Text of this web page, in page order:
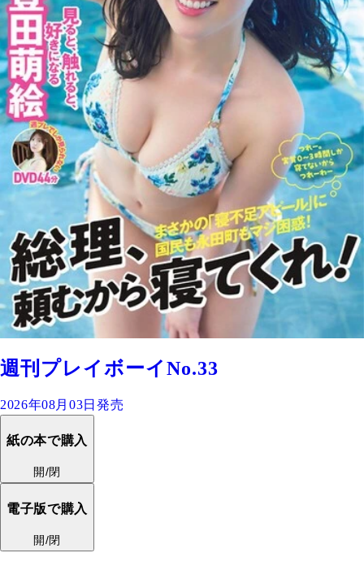
週刊プレイボーイNo.33
2026年08月03日発売
紙の本で購入
開/閉
電子版で購入
開/閉